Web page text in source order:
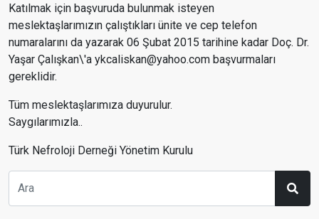
Katılmak için başvuruda bulunmak isteyen
meslektaşlarımızın çalıştıkları ünite ve cep telefon
numaralarını da yazarak 06 Şubat 2015 tarihine kadar Doç. Dr.
Yaşar Çalışkan\'a ykcaliskan@yahoo.com başvurmaları
gereklidir.
Tüm meslektaşlarımıza duyurulur.
Saygılarımızla..
Türk Nefroloji Derneği Yönetim Kurulu